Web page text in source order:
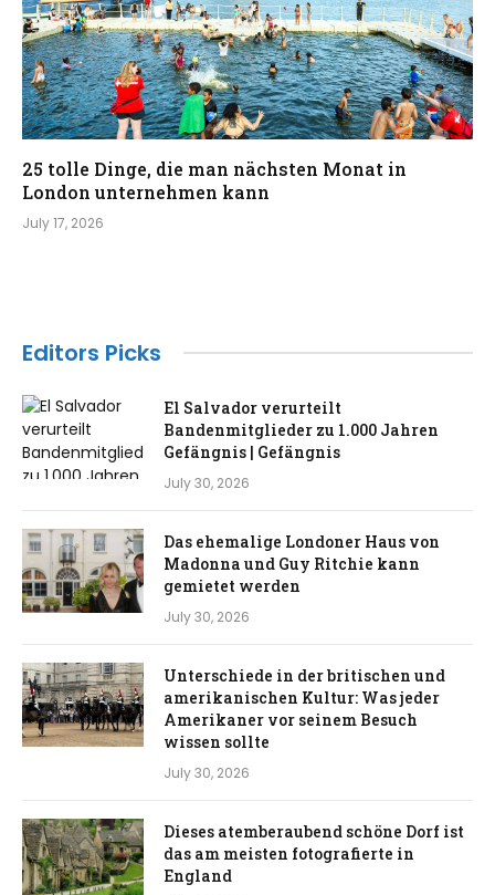
25 tolle Dinge, die man nächsten Monat in
London unternehmen kann
July 17, 2026
Editors Picks
El Salvador verurteilt
Bandenmitglieder zu 1.000 Jahren
Gefängnis | Gefängnis
July 30, 2026
Das ehemalige Londoner Haus von
Madonna und Guy Ritchie kann
gemietet werden
July 30, 2026
Unterschiede in der britischen und
amerikanischen Kultur: Was jeder
Amerikaner vor seinem Besuch
wissen sollte
July 30, 2026
Dieses atemberaubend schöne Dorf ist
das am meisten fotografierte in
England